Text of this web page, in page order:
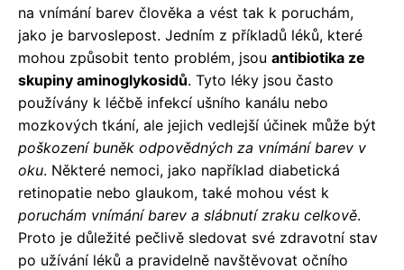
na vnímání barev člověka a vést tak k poruchám,
jako je barvoslepost. Jedním z příkladů léků, které
mohou způsobit tento problém, jsou antibiotika ze
skupiny aminoglykosidů. Tyto léky jsou často
používány k léčbě infekcí ušního kanálu nebo
mozkových tkání, ale jejich vedlejší účinek může být
poškození buněk odpovědných za vnímání barev v
oku. Některé nemoci, jako například diabetická
retinopatie nebo glaukom, také mohou vést k
poruchám vnímání barev a slábnutí zraku celkově.
Proto je důležité pečlivě sledovat své zdravotní stav
po užívání léků a pravidelně navštěvovat očního